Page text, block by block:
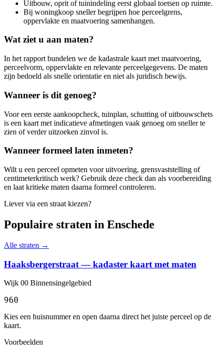
Uitbouw, oprit of tuinindeling eerst globaal toetsen op ruimte.
Bij woningkoop sneller begrijpen hoe perceelgrens,
oppervlakte en maatvoering samenhangen.
Wat ziet u aan maten?
In het rapport bundelen we de kadastrale kaart met maatvoering,
perceelvorm, oppervlakte en relevante perceelgegevens. De maten
zijn bedoeld als snelle orientatie en niet als juridisch bewijs.
Wanneer is dit genoeg?
Voor een eerste aankoopcheck, tuinplan, schutting of uitbouwschets
is een kaart met indicatieve afmetingen vaak genoeg om sneller te
zien of verder uitzoeken zinvol is.
Wanneer formeel laten inmeten?
Wilt u een perceel opmeten voor uitvoering, grensvaststelling of
centimeterkritisch werk? Gebruik deze check dan als voorbereiding
en laat kritieke maten daarna formeel controleren.
Liever via een straat kiezen?
Populaire straten in Enschede
Alle straten →
Haaksbergerstraat — kadaster kaart met maten
Wijk 00 Binnensingelgebied
960
Kies een huisnummer en open daarna direct het juiste perceel op de
kaart.
Voorbeelden